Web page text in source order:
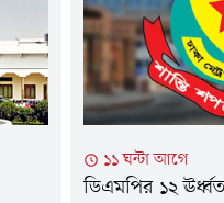
১১ ঘন্টা আগে
ডিএমপির ১২